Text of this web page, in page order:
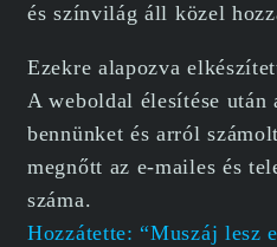
és színvilág áll közel
Ezekre alapozva
A weboldal élesítése
bennünket és arról
megnőtt az e-mailes és
száma.
Hozzátette: “Muszáj lesz